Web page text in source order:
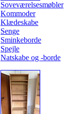
Soveværelsesmøbler
Kommoder
Klædeskabe
Senge
Sminkeborde
Spejle
Natskabe og -borde